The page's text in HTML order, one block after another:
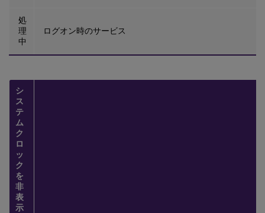
処
理
中
ログオン時のサービス
シ
ス
テ
ム
ク
ロ
ッ
ク
を
非
表
示